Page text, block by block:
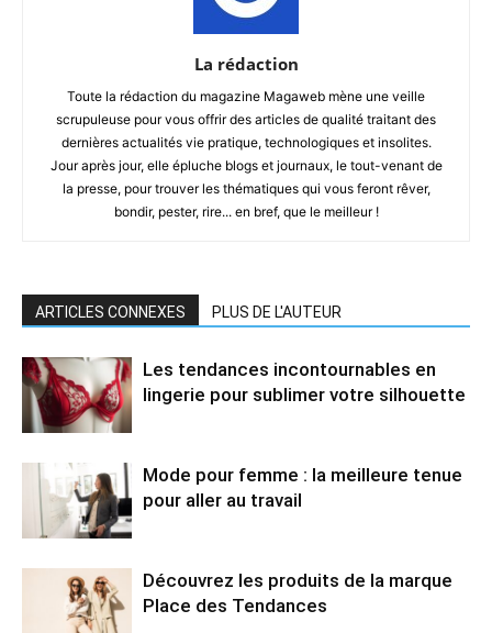
La rédaction
Toute la rédaction du magazine Magaweb mène une veille
scrupuleuse pour vous offrir des articles de qualité traitant des
dernières actualités vie pratique, technologiques et insolites.
Jour après jour, elle épluche blogs et journaux, le tout-venant de
la presse, pour trouver les thématiques qui vous feront rêver,
bondir, pester, rire... en bref, que le meilleur !
ARTICLES CONNEXES PLUS DE L'AUTEUR
Les tendances incontournables en
lingerie pour sublimer votre silhouette
Mode pour femme : la meilleure tenue
pour aller au travail
Découvrez les produits de la marque
Place des Tendances